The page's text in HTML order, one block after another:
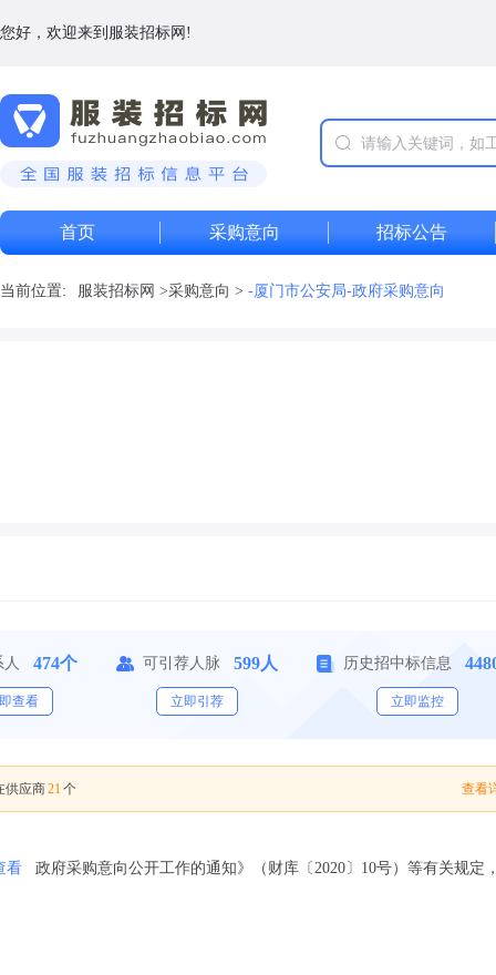
您好，欢迎来到服装招标网!
首页 采购意向 招标公告
当前位置: 服装招标网 >采购意向 > -厦门市公安局-政府采购意向
474个
查看
可引荐人脉 599人
立即引荐
历史招中标信息
立即监控
供应商21 个 查看
看
政府采购意向公开工作的通知》（财库〔2020〕10号）等有关规定